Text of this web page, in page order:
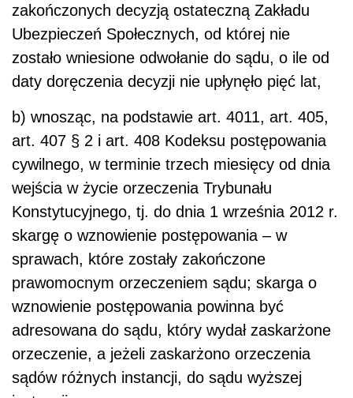
zakończonych decyzją ostateczną Zakładu
Ubezpieczeń Społecznych, od której nie
zostało wniesione odwołanie do sądu, o ile od
daty doręczenia decyzji nie upłynęło pięć lat,
b) wnosząc, na podstawie art. 4011, art. 405,
art. 407 § 2 i art. 408 Kodeksu postępowania
cywilnego, w terminie trzech miesięcy od dnia
wejścia w życie orzeczenia Trybunału
Konstytucyjnego, tj. do dnia 1 września 2012 r.
skargę o wznowienie postępowania – w
sprawach, które zostały zakończone
prawomocnym orzeczeniem sądu; skarga o
wznowienie postępowania powinna być
adresowana do sądu, który wydał zaskarżone
orzeczenie, a jeżeli zaskarżono orzeczenia
sądów różnych instancji, do sądu wyższej